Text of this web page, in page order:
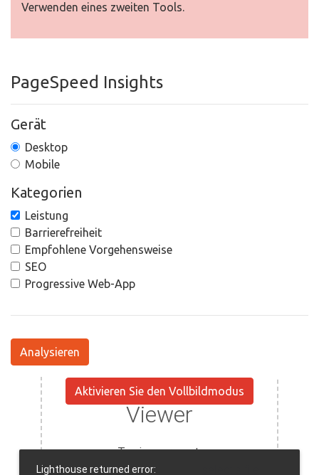
Verwenden eines zweiten Tools.
PageSpeed Insights
Gerät
Desktop
Mobile
Kategorien
Leistung
Barrierefreiheit
Empfohlene Vorgehensweise
SEO
Progressive Web-App
Analysieren
Aktivieren Sie den Vollbildmodus